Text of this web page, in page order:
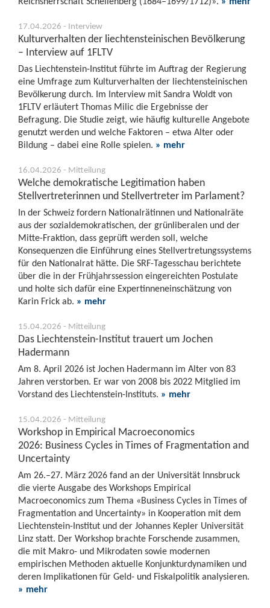
17.04.2026 - Interview
Kulturverhalten der liechtensteinischen Bevölkerung
– Interview auf 1FLTV
Das Liechtenstein-Institut führte im Auftrag der Regierung
eine Umfrage zum Kulturverhalten der liechtensteinischen
Bevölkerung durch. Im Interview mit Sandra Woldt von
1FLTV erläutert Thomas Milic die Ergebnisse der
Befragung. Die Studie zeigt, wie häufig kulturelle Angebote
genutzt werden und welche Faktoren – etwa Alter oder
Bildung – dabei eine Rolle spielen. » mehr
16.04.2026 - Mitteilung
Welche demokratische Legitimation haben
Stellvertreterinnen und Stellvertreter im Parlament?
In der Schweiz fordern Nationalrätinnen und Nationalräte
aus der sozialdemokratischen, der grünliberalen und der
Mitte-Fraktion, dass geprüft werden soll, welche
Konsequenzen die Einführung eines Stellvertretungssystems
für den Nationalrat hätte. Die SRF-Tagesschau berichtete
über die in der Frühjahrssession eingereichten Postulate
und holte sich dafür eine Expertinneneinschätzung von
Karin Frick ab. » mehr
15.04.2026 - Mitteilung
Das Liechtenstein-Institut trauert um Jochen
Hadermann
Am 8. April 2026 ist Jochen Hadermann im Alter von 83
Jahren verstorben. Er war von 2008 bis 2022 Mitglied im
Vorstand des Liechtenstein-Instituts. » mehr
15.04.2026 - Mitteilung
Workshop in Empirical Macroeconomics
2026: Business Cycles in Times of Fragmentation and
Uncertainty
Am 26.–27. März 2026 fand an der Universität Innsbruck
die vierte Ausgabe des Workshops Empirical
Macroeconomics zum Thema «Business Cycles in Times of
Fragmentation and Uncertainty» in Kooperation mit dem
Liechtenstein-Institut und der Johannes Kepler Universität
Linz statt. Der Workshop brachte Forschende zusammen,
die mit Makro- und Mikrodaten sowie modernen
empirischen Methoden aktuelle Konjunkturdynamiken und
deren Implikationen für Geld- und Fiskalpolitik analysieren.
» mehr